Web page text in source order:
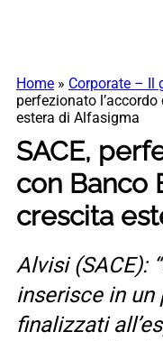
Home » Corporate – Il
perfezionato
estera di Alfasigma
SACE,
con Banco
crescita
Alvisi (SACE):
inserisce in
finalizzati